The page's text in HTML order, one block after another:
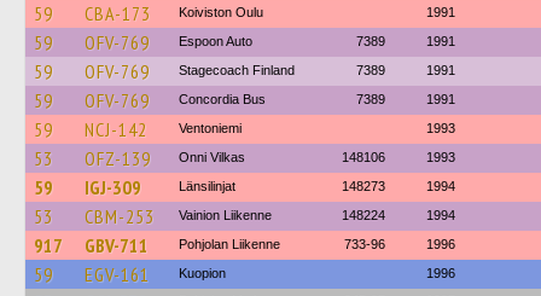
59 CBA-173 Koiviston Oulu 1991
59 OFV-769 Espoon Auto 7389 1991
59 OFV-769 Stagecoach Finland 7389 1991
59 OFV-769 Concordia Bus 7389 1991
59 NCJ-142 Ventoniemi 1993
53 OFZ-139 Onni Vilkas 148106 1993
59 IGJ-309 Länsilinjat 148273 1994
53 CBM-253 Vainion Liikenne 148224 1994
917 GBV-711 Pohjolan Liikenne 733-96 1996
59 EGV-161 Kuopion 1996